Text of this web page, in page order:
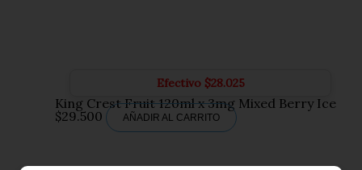
Efectivo $28.025
King Crest Fruit 120ml x 3mg Mixed Berry Ice
$29.500 AÑADIR AL CARRITO